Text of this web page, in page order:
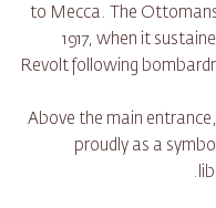
to Mecca. The
1917, when it
Revolt following
Above the main
proudly as a